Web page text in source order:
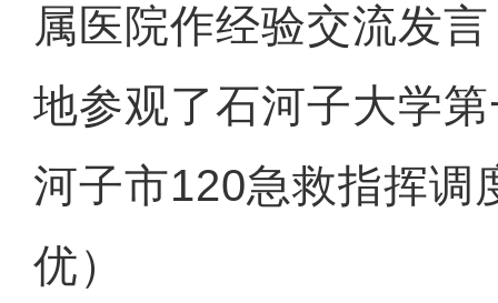
属医院作经验交流发
地参观了石河子大学
河子市120急救指挥调
优）